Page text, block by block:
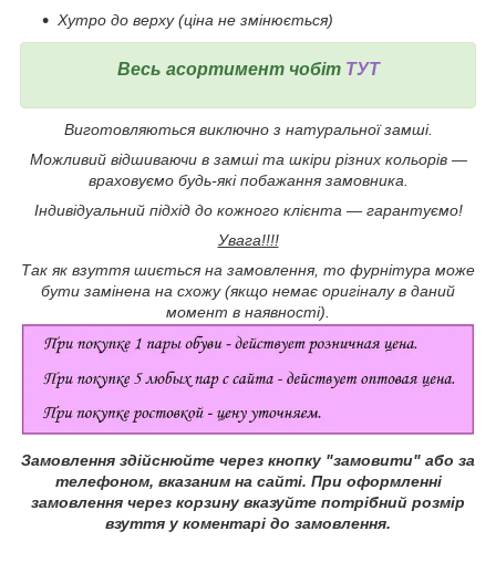
Хутро до верху (ціна не змінюється)
Весь асортимент чобіт ТУТ
Виготовляються виключно з натуральної замші.
Можливий відшиваючи в замші та шкіри різних кольорів ―
враховуємо будь-які побажання замовника.
Індивідуальний підхід до кожного клієнта ― гарантуємо!
Увага!!!!
Так як взуття шиється на замовлення, то фурнітура може
бути замінена на схожу (якщо немає оригіналу в даний
момент в наявності).
Замовлення здійснюйте через кнопку "замовити" або за
телефоном, вказаним на сайті. При оформленні
замовлення через корзину вказуйте потрібний розмір
взуття у коментарі до замовлення.